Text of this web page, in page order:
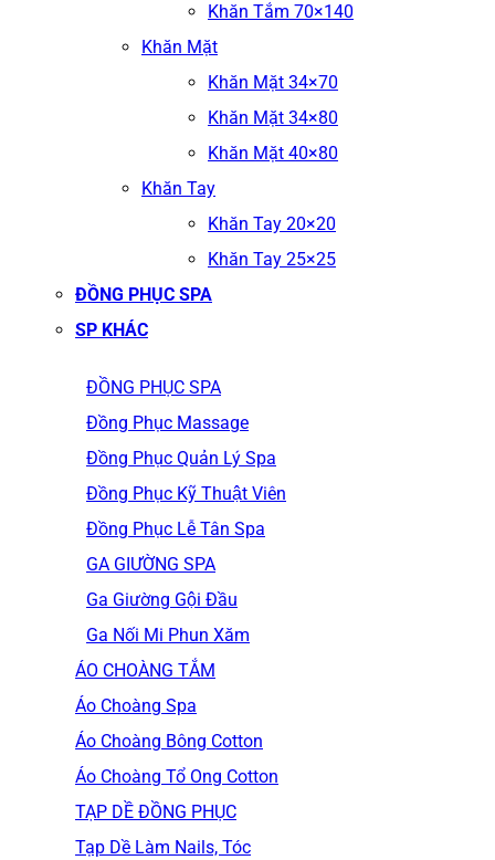
Khăn Tắm 70×140
Khăn Mặt
Khăn Mặt 34×70
Khăn Mặt 34×80
Khăn Mặt 40×80
Khăn Tay
Khăn Tay 20×20
Khăn Tay 25×25
ĐỒNG PHỤC SPA
SP KHÁC
ĐỒNG PHỤC SPA
Đồng Phục Massage
Đồng Phục Quản Lý Spa
Đồng Phục Kỹ Thuật Viên
Đồng Phục Lễ Tân Spa
GA GIƯỜNG SPA
Ga Giường Gội Đầu
Ga Nối Mi Phun Xăm
ÁO CHOÀNG TẮM
Áo Choàng Spa
Áo Choàng Bông Cotton
Áo Choàng Tổ Ong Cotton
TẠP DỀ ĐỒNG PHỤC
Tạp Dề Làm Nails, Tóc